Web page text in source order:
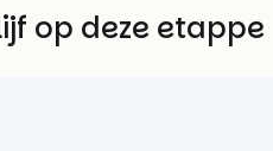
op deze etappe